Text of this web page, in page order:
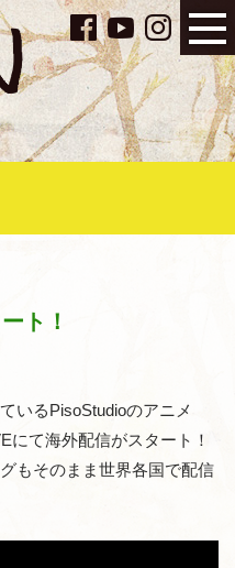
ト！
いるPisoStudioのアニメ
にて海外配信がスタート！
もそのまま世界各国で配信